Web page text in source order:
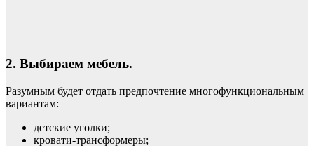
2. Выбираем мебель.
Разумным будет отдать предпочтение многофункциональным
вариантам:
детские уголки;
кровати-трансформеры;